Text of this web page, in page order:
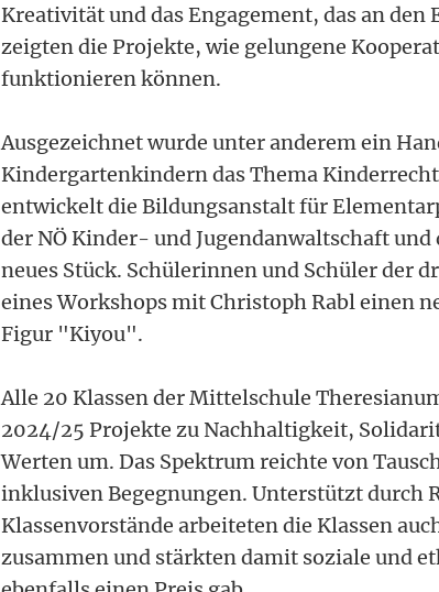
Kreativität und das Engagement, das an
zeigten die Projekte, wie gelungene
funktionieren können.
Ausgezeichnet wurde unter anderem ein
Kindergartenkindern das Thema
entwickelt die Bildungsanstalt für
der NÖ Kinder- und Jugendanwaltschaft
neues Stück. Schülerinnen und Schüler der
eines Workshops mit Christoph Rabl einen
Figur "Kiyou".
Alle 20 Klassen der Mittelschule
2024/25 Projekte zu Nachhaltigkeit,
Werten um. Das Spektrum reichte von
inklusiven Begegnungen. Unterstützt durch
Klassenvorstände arbeiteten die Klassen
zusammen und stärkten damit soziale und